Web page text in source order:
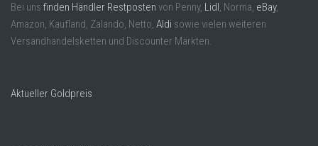
Bei uns finden Händler Restposten von Penny, Lidl , Norma, eBay,
Amazon, Kaufland, Zalando, Netto, Aldi sowie vielen weiteren
Versandhandelsketten und Discounter Märkten.
Aktueller Goldpreis